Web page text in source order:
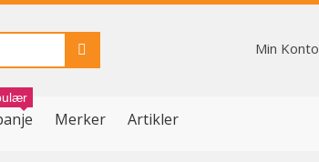
Min Konto
Merker Artikler